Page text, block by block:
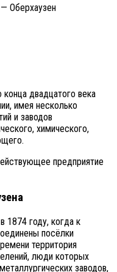
Оберхаузен
двадцатого века
имея несколько
и заводов
химического,
предприятие
1874 году, когда к
посёлки
территория
люди которых
заводов,